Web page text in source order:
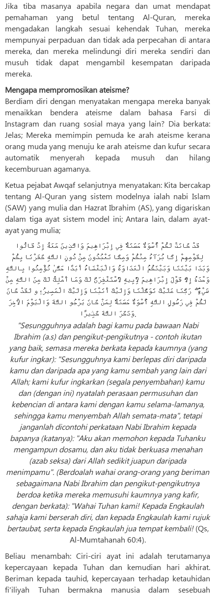
Jika tiba masanya apabila negara dan umat mendapat
pemahaman yang betul tentang Al-Quran, mereka
mengadakan langkah sesuai kehendak Tuhan, mereka
mempunyai perpaduan dan tidak ada perpecahan di antara
mereka, dan mereka melindungi diri mereka sendiri dan
musuh tidak dapat mengambil kesempatan daripada
mereka.
Mengapa mempromosikan ateisme?
Berdiam diri dengan menyatakan mengapa mereka banyak
menaikkan bendera ateisme dalam bahasa Farsi di
Instagram dan ruang sosial maya yang lain? Dia berkata:
Jelas; Mereka memimpin pemuda ke arah ateisme kerana
orang muda yang menuju ke arah ateisme dan kufur secara
automatik menyerah kepada musuh dan hilang
kecemburuan agamanya.
Ketua pejabat Awqaf selanjutnya menyatakan: Kita bercakap
tentang Al-Quran yang sistem modelnya ialah nabi Islam
(SAW) yang mulia dan Hazrat Ibrahim (AS), yang digariskan
dalam tiga ayat sistem model ini; Antara lain, dalam ayat-
ayat yang mulia;
قَدْ كَانَتْ لَكُمْ أُسْوَةٌ حَسَنَةٌ فِي إِبْرَاهِيمَ وَالَّذِينَ مَعَهُ إِذْ قَالُوا
لِقَوْمِهِمْ إِنَّا بُرَآءُ مِنْكُمْ وَمِمَّا تَعْبُدُونَ مِنْ دُونِ اللَّهِ كَفَرْنَا بِكُمْ
وَبَدَا بَيْنَنَا وَبَيْنَكُمُ الْعَدَاوَةُ وَالْبَغْضَاءُ أَبَدًا حَتَّىٰ تُؤْمِنُوا بِاللَّهِ
وَحْدَهُ إِلَّا قَوْلَ إِبْرَاهِيمَ لِأَبِيهِ لَأَسْتَغْفِرَنَّ لَكَ وَمَا أَمْلِكُ لَكَ مِنَ اللَّهِ مِنْ
شَيْءٍ ۖ رَبَّنَا عَلَيْكَ تَوَكَّلْنَا وَإِلَيْكَ أَنَبْنَا وَإِلَيْكَ الْمَصِيرُ؛ و لَقَدْ كَانَ
لَكُمْ فِي رَسُولِ اللَّهِ أُسْوَةٌ حَسَنَةٌ لِمَنْ كَانَ يَرْجُو اللَّهَ وَالْيَوْمَ الْآخِرَ
وَذَكَرَ اللَّهَ كَثِيرًا.
"Sesungguhnya adalah bagi kamu pada bawaan Nabi
Ibrahim (a.s) dan pengikut-pengikutnya - contoh ikutan
yang baik, semasa mereka berkata kepada kaumnya (yang
kufur ingkar): "Sesungguhnya kami berlepas diri daripada
kamu dan daripada apa yang kamu sembah yang lain dari
Allah; kami kufur ingkarkan (segala penyembahan) kamu
dan (dengan ini) nyatalah perasaan permusuhan dan
kebencian di antara kami dengan kamu selama-lamanya,
sehingga kamu menyembah Allah semata-mata", tetapi
janganlah dicontohi perkataan Nabi Ibrahim kepada
bapanya (katanya): "Aku akan memohon kepada Tuhanku
mengampun dosamu, dan aku tidak berkuasa menahan
(azab seksa) dari Allah sedikit juapun daripada
menimpamu". (Berdoalah wahai orang-orang yang beriman
sebagaimana Nabi Ibrahim dan pengikut-pengikutnya
berdoa ketika mereka memusuhi kaumnya yang kafir,
dengan berkata): "Wahai Tuhan kami! Kepada Engkaulah
sahaja kami berserah diri, dan kepada Engkaulah kami rujuk
bertaubat, serta kepada Engkaulah jua tempat kembali!(Qs,
Al-Mumtahanah 60:4).
Beliau menambah: Ciri-ciri ayat ini adalah terutamanya
kepercayaan kepada Tuhan dan kemudian hari akhirat.
Beriman kepada tauhid, kepercayaan terhadap ketauhidan
fi'iliyah Tuhan bermakna manusia dalam sesebuah